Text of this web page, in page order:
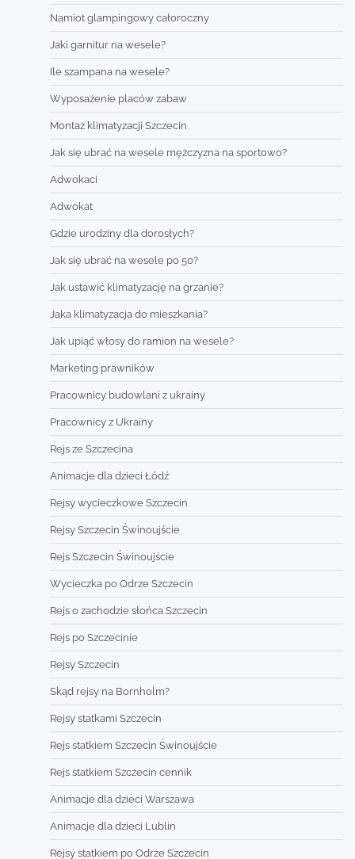
Namiot glampingowy całoroczny
Jaki garnitur na wesele?
Ile szampana na wesele?
Wyposażenie placów zabaw
Montaż klimatyzacji Szczecin
Jak się ubrać na wesele mężczyzna na sportowo?
Adwokaci
Adwokat
Gdzie urodziny dla dorosłych?
Jak się ubrać na wesele po 50?
Jak ustawić klimatyzację na grzanie?
Jaka klimatyzacja do mieszkania?
Jak upiąć włosy do ramion na wesele?
Marketing prawników
Pracownicy budowlani z ukrainy
Pracownicy z Ukrainy
Rejs ze Szczecina
Animacje dla dzieci Łódź
Rejsy wycieczkowe Szczecin
Rejsy Szczecin Świnoujście
Rejs Szczecin Świnoujście
Wycieczka po Odrze Szczecin
Rejs o zachodzie słońca Szczecin
Rejs po Szczecinie
Rejsy Szczecin
Skąd rejsy na Bornholm?
Rejsy statkami Szczecin
Rejs statkiem Szczecin Świnoujście
Rejs statkiem Szczecin cennik
Animacje dla dzieci Warszawa
Animacje dla dzieci Lublin
Rejsy statkiem po Odrze Szczecin